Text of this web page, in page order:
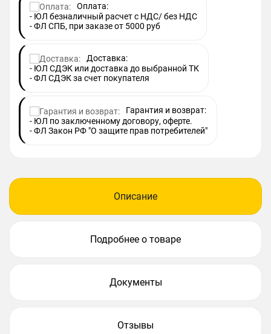
Оплата:
- ЮЛ безналичный расчет с НДС/ без НДС
- ФЛ СПБ, при заказе от 5000 руб
Доставка:
- ЮЛ СДЭК или доставка до выбранной ТК
- ФЛ СДЭК за счет покупателя
Гарантия и возврат:
- ЮЛ по заключенному договору, оферте.
- ФЛ Закон РФ "О защите прав потребителей"
Описание
Подробнее о товаре
Документы
Отзывы